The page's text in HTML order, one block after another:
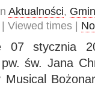
Aktualności,
| Viewed times |
07 stycznia
św. Jana
Musical